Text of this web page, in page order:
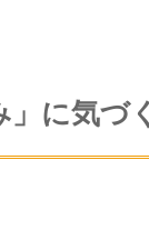
」に気